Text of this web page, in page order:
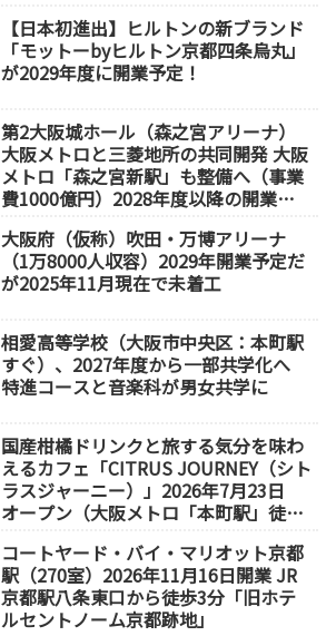
【日本初進出】ヒルトンの新ブランド
「モットーbyヒルトン京都四条烏丸」
が2029年度に開業予定！
第2大阪城ホール（森之宮アリーナ）
大阪メトロと三菱地所の共同開発 大阪
メトロ「森之宮新駅」も整備へ（事業
費1000億円）2028年度以降の開業
大阪府（仮称）吹田・万博アリーナ
（1万8000人収容）2029年開業予定だ
が2025年11月現在で未着工
相愛高等学校（大阪市中央区：本町駅
すぐ）、2027年度から一部共学化へ
特進コースと音楽科が男女共学に
国産柑橘ドリンクと旅する気分を味わ
えるカフェ「CITRUS JOURNEY（シト
ラスジャーニー）」2026年7月23日
オープン（大阪メトロ「本町駅」徒歩
コートヤード・バイ・マリオット京都
駅（270室）2026年11月16日開業 JR
京都駅八条東口から徒歩3分「旧ホテ
ルセントノーム京都跡地」